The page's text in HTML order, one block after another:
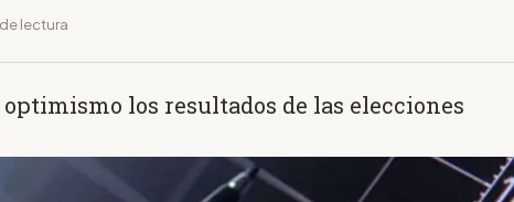
lectura
los resultados de las elecciones